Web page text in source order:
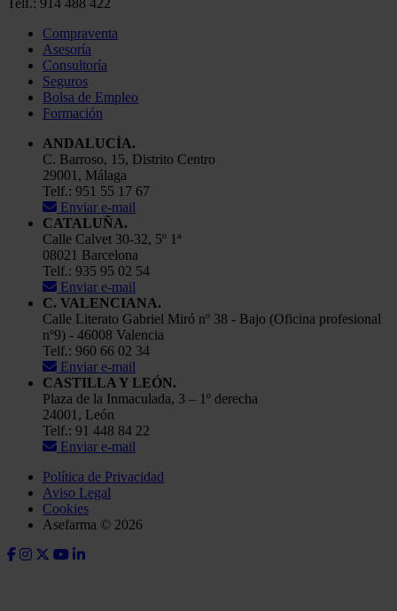
Telf.: 914 488 422
Compraventa
Asesoría
Consultoría
Seguros
Bolsa de Empleo
Formación
ANDALUCÍA.
C. Barroso, 15, Distrito Centro
29001, Málaga
Telf.: 951 55 17 67
Enviar e-mail
CATALUÑA.
Calle Calvet 30-32, 5º 1ª
08021 Barcelona
Telf.: 935 95 02 54
Enviar e-mail
C. VALENCIANA.
Calle Literato Gabriel Miró nº 38 - Bajo (Oficina profesional
nº9) - 46008 Valencia
Telf.: 960 66 02 34
Enviar e-mail
CASTILLA Y LEÓN.
Plaza de la Inmaculada, 3 – 1º derecha
24001, León
Telf.: 91 448 84 22
Enviar e-mail
Política de Privacidad
Aviso Legal
Cookies
Asefarma © 2026